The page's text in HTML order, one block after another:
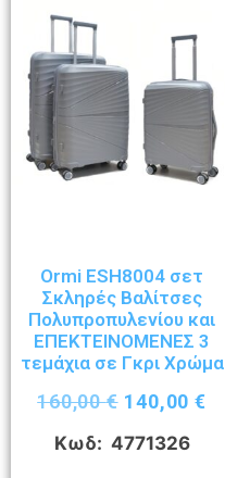
Ormi ESH8004 σετ
Σκληρές Βαλίτσες
Πολυπροπυλενίου και
ΕΠΕΚΤΕΙΝΟΜΕΝΕΣ 3
τεμάχια σε Γκρι Χρώμα
160,00€ 140,00€
Κωδ: 4771326